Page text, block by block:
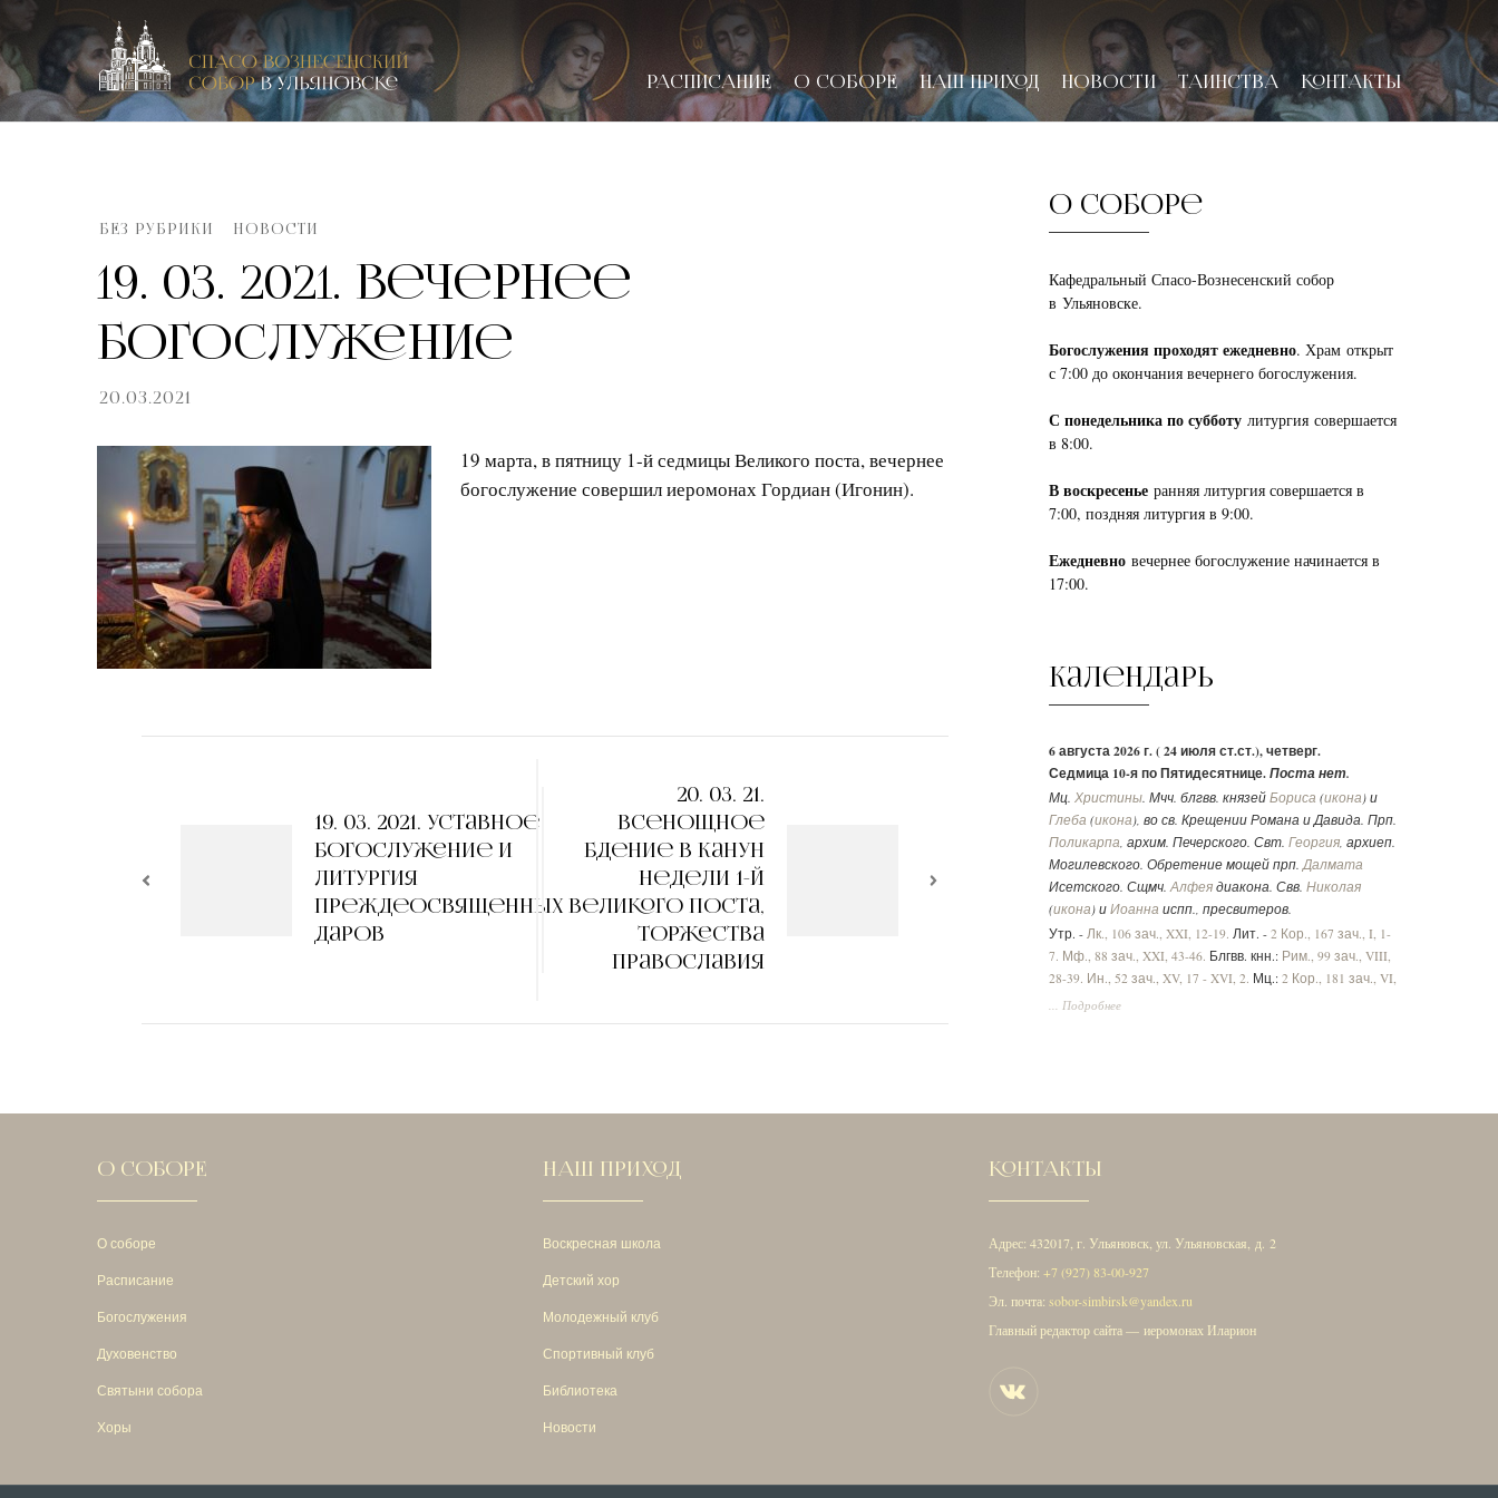
Спасо-Вознесенский кафедральный собор в Ульяновске
РАСПИСАНИЕ О СОБОРЕ НАШ ПРИХОД НОВОСТИ ТАИНСТВА КОНТАКТЫ
БЕЗ РУБРИКИ НОВОСТИ
19. 03. 2021. Вечернее
богослужение
20.03.2021
19 марта, в пятницу 1-й седмицы Великого поста, вечернее
богослужение совершил иеромонах Гордиан (Игонин).
записям
19. 03. 2021. Уставное
богослужение и
Литургия
Преждеосвященных
Даров
20. 03. 21.
Всенощное
бдение в канун
Недели 1-й
Великого поста,
Торжества
Православия
О соборе
Кафедральный Спасо-Вознесенский собор
в Ульяновске.
Богослужения проходят ежедневно. Храм открыт
с 7:00 до окончания вечернего богослужения.
С понедельника по субботулитургия совершается
в 8:00.
В воскресеньеранняя литургия совершается в
7:00, поздняя литургия в 9:00.
Ежедневновечернее богослужение начинается в
17:00.
Календарь
6 августа 2026 г. ( 24 июля ст.ст.), четверг.
Седмица 10-я по Пятидесятнице.Поста нет.
Мц.Христины. Мчч. блгвв. князейБориса (икона) и
Глеба (икона), во св. Крещении Романа и Давида. Прп.
Поликарпа, архим. Печерского. Свт.Георгия, архиеп.
Могилевского. Обретение мощей прп.Далмата
Исетского. Сщмч.Алфея диакона. Свв.Николая
(икона) иИоанна испп., пресвитеров.
Утр. -Лк., 106 зач., XXI, 12-19. Лит. -2 Кор., 167 зач., I, 1-
7. Мф., 88 зач., XXI, 43-46. Блгвв. кнн.: Рим., 99 зач., VIII,
28-39. Ин., 52 зач., XV, 17 - XVI, 2. Мц.:2 Кор., 181 зач., VI,
1-10. Лк., 33 зач., VII, 36-50
... Подробнее
О СОБОРЕ
О соборе
Расписание
Богослужения
Духовенство
Святыни собора
Хоры
НАШ ПРИХОД
Воскресная школа
Детский хор
Молодежный клуб
Спортивный клуб
Библиотека
Новости
КОНТАКТЫ
Адрес: 432017, г. Ульяновск, ул. Ульяновская, д. 2
Телефон: +7 (927) 83-00-927
Эл. почта: sobor-simbirsk@yandex.ru
Главный редактор сайта — иеромонах Иларион